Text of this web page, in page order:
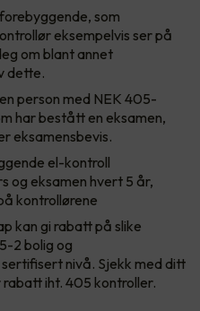
som
eksempelvis ser på
om blant annet
dette.
person med NEK 405-
har bestått en eksamen,
eksamensbevis.
el-kontroll
og eksamen hvert 5 år,
kontrollørene
kan gi rabatt på slike
2 bolig og
nivå. Sjekk med ditt
iht. 405 kontroller.